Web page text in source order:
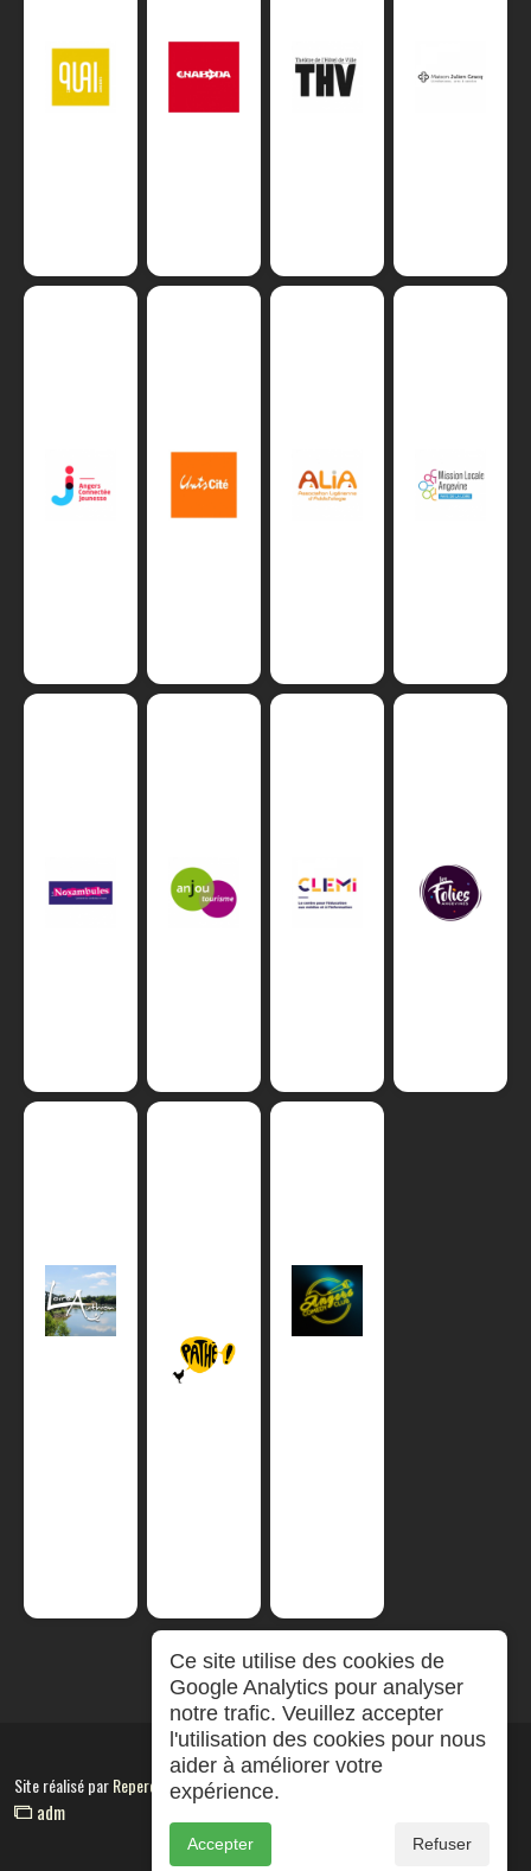
Site réalisé parRepereCom
adm
Ce site utilise des cookies de
Google Analytics pour analyser
notre trafic. Veuillez accepter
l'utilisation des cookies pour nous
aider à améliorer votre
expérience.
Accepter Refuser